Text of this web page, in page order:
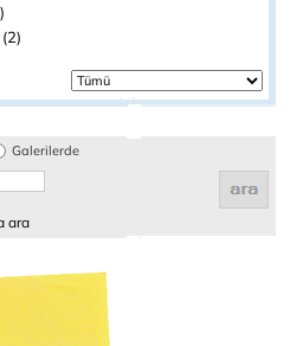
Galerilerde
ara